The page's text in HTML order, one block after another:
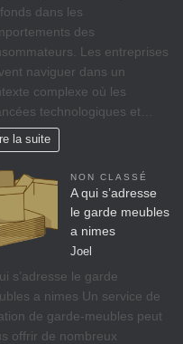
dans les
des
Les entreprises
naviguer dans un
complexe où les
technologiques et…
la suite
NON CLASSÉ
A qui s’adresse
le garde meubles
a nimes
Joel
s’adresse le garde
a nimes Un service de
de garde-meubles peut
offrir de nombreux